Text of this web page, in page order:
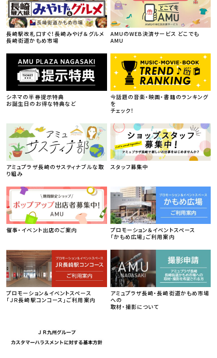
長崎駅改札口すぐ！長崎みやげ＆グルメ
長崎街道かもめ市場
AMUのWEB決済サービス どこでも
AMU
シネマの半券提示特典
お誕生日のお得な特典など
今話題の音楽・映画・書籍のランキング
を
チェック！
アミュプラザ長崎のサスティナブルな取
り組み
スタッフ募集中
催事・イベント出店のご案内
プロモーション＆イベントスペース
「かもめ広場」ご利用案内
プロモーション＆イベントスペース
「ＪＲ長崎駅コンコース」ご利用案内
アミュプラザ長崎・長崎街道かもめ市場
への
取材・撮影について